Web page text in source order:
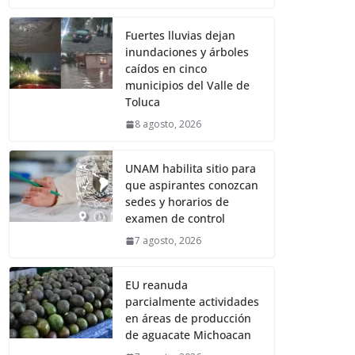
Fuertes lluvias dejan
inundaciones y árboles
caídos en cinco
municipios del Valle de
Toluca
8 agosto, 2026
UNAM habilita sitio para
que aspirantes conozcan
sedes y horarios de
examen de control
7 agosto, 2026
EU reanuda
parcialmente actividades
en áreas de producción
de aguacate Michoacan